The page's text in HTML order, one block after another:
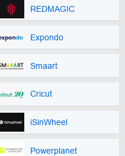
REDMAGIC
Expondo
Smaart
Cricut
iSinWheel
Powerplanet